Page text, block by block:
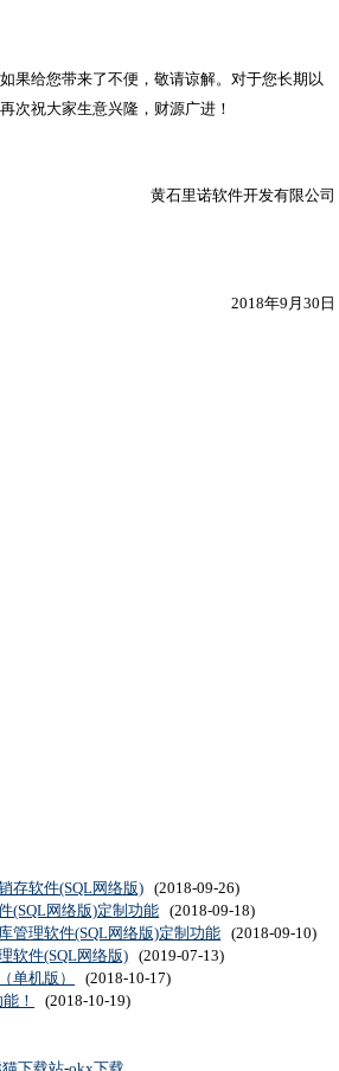
给您带来了不便，敬请谅解。对于您长期以
次祝大家生意兴隆，财源广进！
黄石里诺软件开发有限公司
2018年9月30日
存软件(SQL网络版) (2018-09-26)
(SQL网络版)定制功能 (2018-09-18)
管理软件(SQL网络版)定制功能 (2018-09-10)
软件(SQL网络版) (2019-07-13)
单机版）
(2018-10-17)
！
(2018-10-19)